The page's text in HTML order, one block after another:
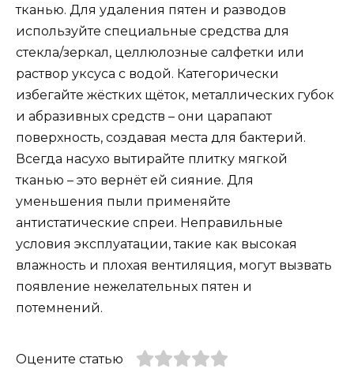
тканью. Для удаления пятен и разводов
используйте специальные средства для
стекла/зеркал, целлюлозные салфетки или
раствор уксуса с водой. Категорически
избегайте жёстких щёток, металлических губок
и абразивных средств – они царапают
поверхность, создавая места для бактерий.
Всегда насухо вытирайте плитку мягкой
тканью – это вернёт ей сияние. Для
уменьшения пыли применяйте
антистатические спреи. Неправильные
условия эксплуатации, такие как высокая
влажность и плохая вентиляция, могут вызвать
появление нежелательных пятен и
потемнений.
Оцените статью